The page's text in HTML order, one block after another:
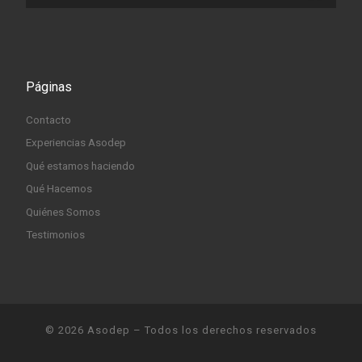
Páginas
Contacto
Experiencias Asodep
Qué estamos haciendo
Qué Hacemos
Quiénes Somos
Testimonios
© 2026 Asodep – Todos los derechos reservados